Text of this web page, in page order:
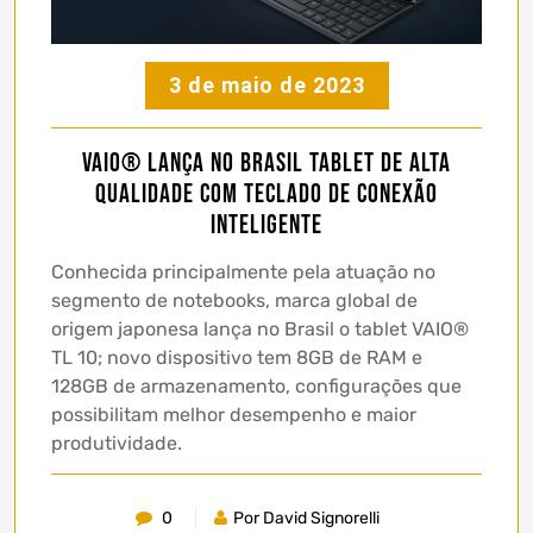
3 de maio de 2023
VAIO® lança no Brasil tablet de alta
qualidade com teclado de conexão
inteligente
Conhecida principalmente pela atuação no
segmento de notebooks, marca global de
origem japonesa lança no Brasil o tablet VAIO®
TL 10; novo dispositivo tem 8GB de RAM e
128GB de armazenamento, configurações que
possibilitam melhor desempenho e maior
produtividade.
0 Por David Signorelli